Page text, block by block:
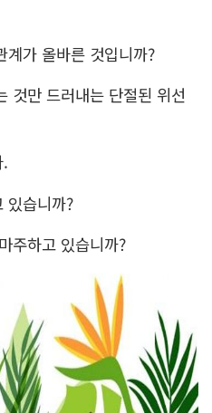
계가 올바른 것입니까?
것만 드러내는 단절된 위선
.
있습니까?
주하고 있습니까?